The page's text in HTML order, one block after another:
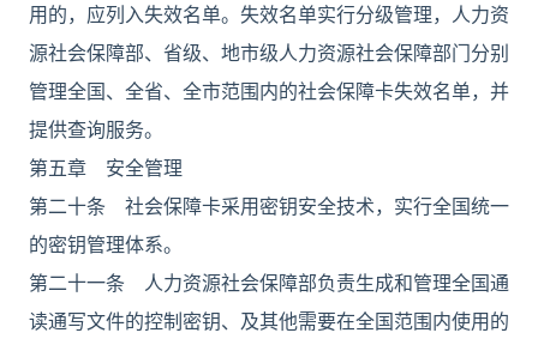
用的，应列入失效名单。失效名单实行分级管理，人力资
源社会保障部、省级、地市级人力资源社会保障部门分别
管理全国、全省、全市范围内的社会保障卡失效名单，并
提供查询服务。
第五章 安全管理
第二十条 社会保障卡采用密钥安全技术，实行全国统一
的密钥管理体系。
第二十一条 人力资源社会保障部负责生成和管理全国通
读通写文件的控制密钥、及其他需要在全国范围内使用的